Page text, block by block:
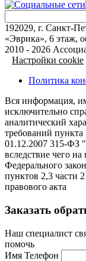
192029, г. Санкт-
«Эврика», 6 этаж,
2010 - 2026
Настройки cookie
Политика
Вся информация,
исключительно
аналитический
требований пункта
01.12.2007 315-ФЗ
вследствие чего
Федерального
пунктов 2,3 части
правового акта
Заказать
Наш специалист
помочь
Имя Телефон